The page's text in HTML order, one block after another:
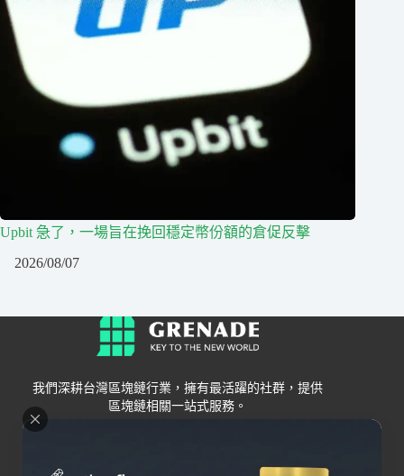
Upbit 急了，一場旨在挽回穩定幣份額的倉促反擊
2026/08/07
我們深耕台灣區塊鏈行業，擁有最活躍的社群，提供
區塊鏈相關一站式服務。